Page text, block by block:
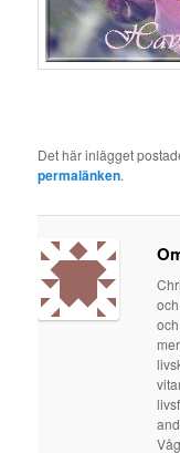
Det här inlägget
permalänken.